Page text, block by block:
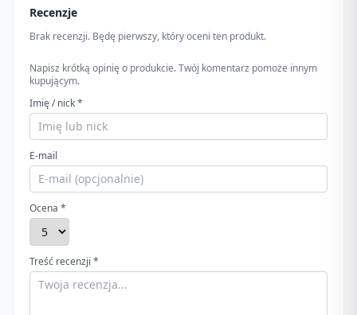
Recenzje
Brak recenzji. Będę pierwszy, który oceni ten produkt.
Napisz krótką opinię o produkcie. Twój komentarz pomoże innym
kupującym.
Imię / nick *
E-mail
Ocena *
Treść recenzji *